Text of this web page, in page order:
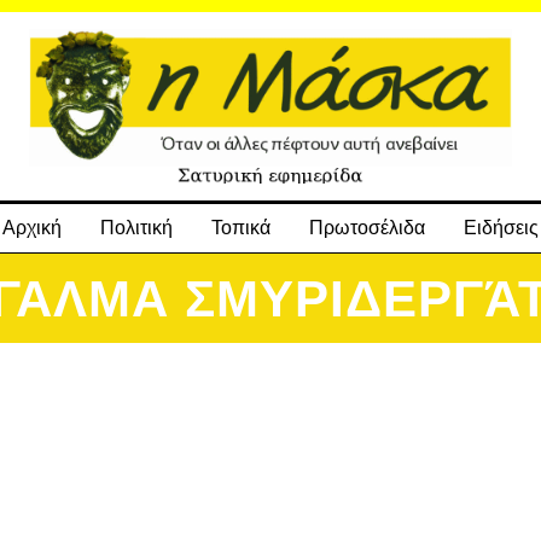
Αρχική Πολιτική Τοπικά Πρωτοσέλιδα Ειδήσεις